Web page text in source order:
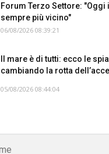
Forum Terzo Settore:
sempre più vicino"
06/08/2026 08:39:21
Il mare è di tutti: ecco le
cambiando la rotta
05/08/2026 08:44:04